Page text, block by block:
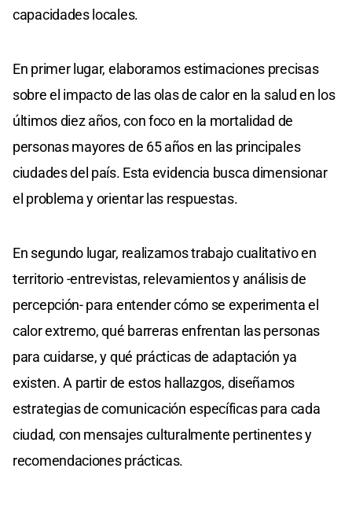
capacidades locales.
En primer lugar, elaboramos estimaciones precisas
sobre el impacto de las olas de calor en la salud en los
últimos diez años, con foco en la mortalidad de
personas mayores de 65 años en las principales
ciudades del país. Esta evidencia busca dimensionar
el problema y orientar las respuestas.
En segundo lugar, realizamos trabajo cualitativo en
territorio -entrevistas, relevamientos y análisis de
percepción- para entender cómo se experimenta el
calor extremo, qué barreras enfrentan las personas
para cuidarse, y qué prácticas de adaptación ya
existen. A partir de estos hallazgos, diseñamos
estrategias de comunicación específicas para cada
ciudad, con mensajes culturalmente pertinentes y
recomendaciones prácticas.